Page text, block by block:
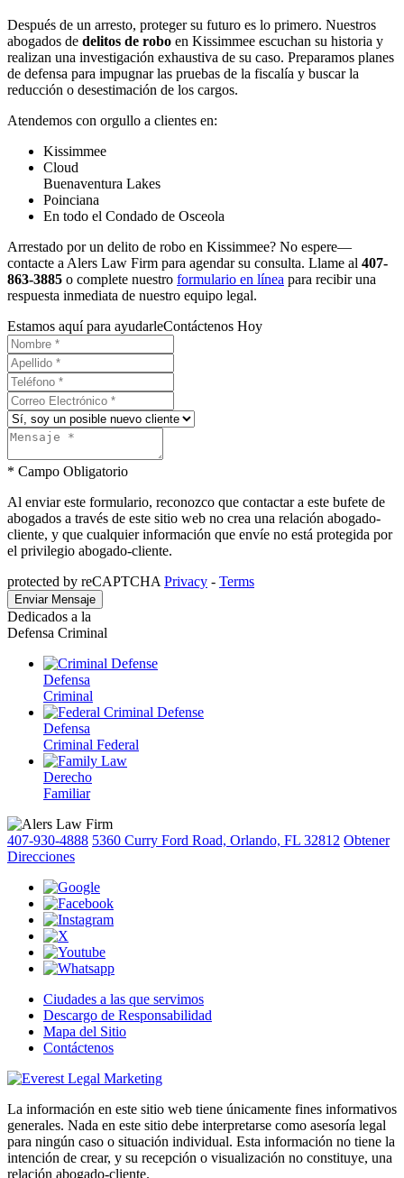
Después de un arresto, proteger su futuro es lo primero. Nuestros
abogados de delitos de robo en Kissimmee escuchan su historia y
realizan una investigación exhaustiva de su caso. Preparamos planes
de defensa para impugnar las pruebas de la fiscalía y buscar la
reducción o desestimación de los cargos.
Atendemos con orgullo a clientes en:
Kissimmee
Cloud
Buenaventura Lakes
Poinciana
En todo el Condado de Osceola
Arrestado por un delito de robo en Kissimmee? No espere—
contacte a Alers Law Firm para agendar su consulta. Llame al 407-
863-3885 o complete nuestro formulario en línea para recibir una
respuesta inmediata de nuestro equipo legal.
Estamos aquí para ayudarleContáctenos Hoy
* Campo Obligatorio
Al enviar este formulario, reconozco que contactar a este bufete de
abogados a través de este sitio web no crea una relación abogado-
cliente, y que cualquier información que envíe no está protegida por
el privilegio abogado-cliente.
protected by reCAPTCHA Privacy - Terms
Dedicados a la
Defensa Criminal
Defensa
Criminal
Defensa
Criminal Federal
Derecho
Familiar
407-930-4888 5360 Curry Ford Road, Orlando, FL 32812 Obtener
Direcciones
Ciudades a las que servimos
Descargo de Responsabilidad
Mapa del Sitio
Contáctenos
La información en este sitio web tiene únicamente fines informativos
generales. Nada en este sitio debe interpretarse como asesoría legal
para ningún caso o situación individual. Esta información no tiene la
intención de crear, y su recepción o visualización no constituye, una
relación abogado-cliente.